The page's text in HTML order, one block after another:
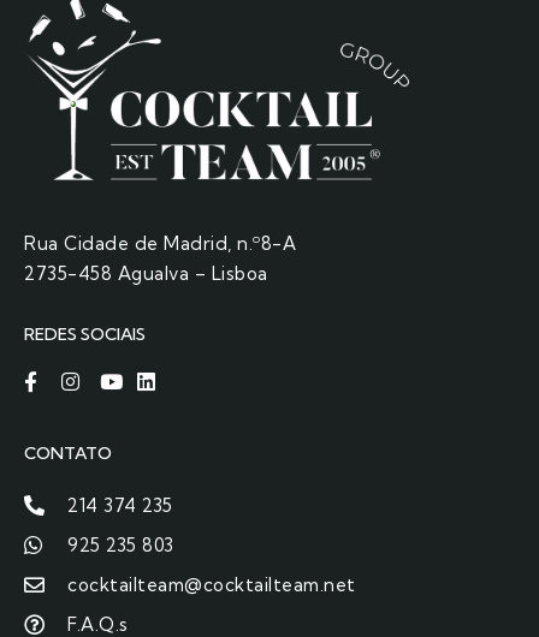
Rua Cidade de Madrid, n.º8-A
2735-458 Agualva – Lisboa
REDES SOCIAIS
CONTATO
214 374 235
925 235 803
cocktailteam@cocktailteam.net
F.A.Q.s